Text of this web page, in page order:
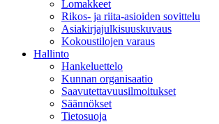
Lomakkeet
Rikos- ja riita-asioiden sovittelu
Asiakirjajulkisuuskuvaus
Kokoustilojen varaus
Hallinto
Hankeluettelo
Kunnan organisaatio
Saavutettavuusilmoitukset
Säännökset
Tietosuoja